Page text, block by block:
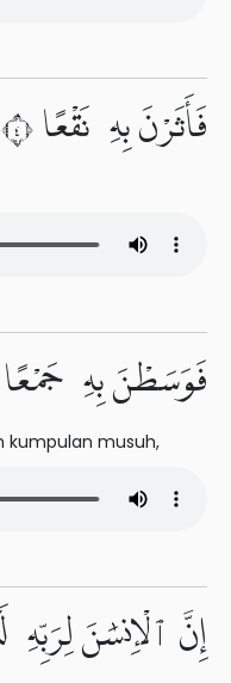
فَأَثَرْنَ بِهِۦ نَقْعًا ٤
فَوَسَطْنَ بِهِۦ جَمْعًا ٥
musuh,
إِنَّ ٱلْإِنسَٰنَ لِرَبِّهِۦ